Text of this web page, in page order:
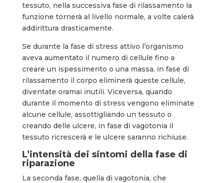
tessuto, nella successiva fase di rilassamento la
funzione tornerà al livello normale, a volte calerà
addirittura drasticamente.
Se durante la fase di stress attivo l’organismo
aveva aumentato il numero di cellule fino a
creare un ispessimento o una massa, in fase di
rilassamento il corpo eliminerà queste cellule,
diventate oramai inutili. Viceversa, quando
durante il momento di stress vengono eliminate
alcune cellule, assottigliando un tessuto o
creando delle ulcere, in fase di vagotonia il
tessuto ricrescerà e le ulcere saranno richiuse.
L’intensità dei sintomi della fase di
riparazione
La seconda fase, quella di vagotonia, che